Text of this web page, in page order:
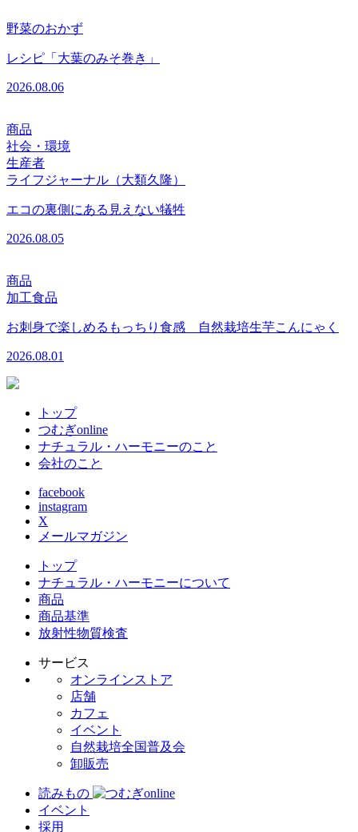
野菜のおかず
レシピ「大葉のみそ巻き」
2026.08.06
商品
社会・環境
生産者
ライフジャーナル（大類久隆）
エコの裏側にある見えない犠牲
2026.08.05
商品
加工食品
お刺身で楽しめるもっちり食感 自然栽培生芋こんにゃく
2026.08.01
トップ
つむぎonline
ナチュラル・ハーモニーのこと
会社のこと
facebook
instagram
X
メールマガジン
トップ
ナチュラル・ハーモニーについて
商品
商品基準
放射性物質検査
サービス
オンラインストア
店舗
カフェ
イベント
自然栽培全国普及会
卸販売
読みもの
イベント
採用